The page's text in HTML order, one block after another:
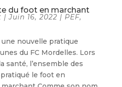
du foot en marchant
|Juin 16, 2022 | PEF,
nouvelle pratique
du FC Mordelles. Lors
santé, l’ensemble des
le foot en